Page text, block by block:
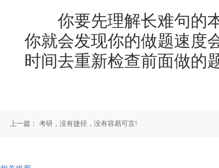
你要先理解长难句的本
你就会发现你的做题速度
时间去重新检查前面做的
上一篇： 考研，没有捷径，没有容易可言!